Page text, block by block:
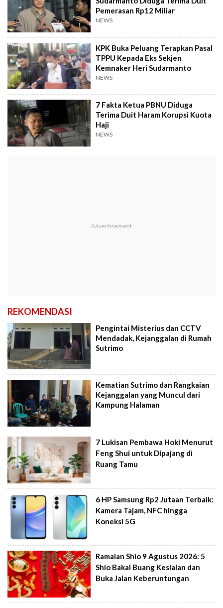
Pemerasan Rp12 Miliar
NEWS
KPK Buka Peluang Terapkan Pasal
TPPU Kepada Eks Sekjen
Kemnaker Heri Sudarmanto
NEWS
7 Fakta Ketua PBNU Diduga
Terima Duit Haram Korupsi Kuota
Haji
NEWS
REKOMENDASI
Pengintai Misterius dan CCTV
Mendadak, Kejanggalan di Rumah
Sutrimo
Kematian Sutrimo dan Rangkaian
Kejanggalan yang Muncul dari
Kampung Halaman
7 Lukisan Pembawa Hoki Menurut
Feng Shui untuk Dipajang di
Ruang Tamu
6 HP Samsung Rp2 Jutaan Terbaik:
Kamera Tajam, NFC hingga
Koneksi 5G
Ramalan Shio 9 Agustus 2026: 5
Shio Bakal Buang Kesialan dan
Buka Jalan Keberuntungan